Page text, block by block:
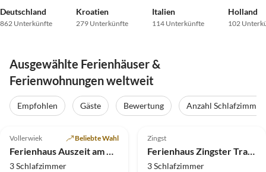
Deutschland
862 Unterkünfte
Kroatien
279 Unterkünfte
Italien
114 Unterkünfte
Holland
102
Ausgewählte Ferienhäuser &
Ferienwohnungen weltweit
Empfohlen Gäste Bewertung Anzahl Schlafzimmer
Super-Gastgeber
Top-Inserat
Vollerwiek Beliebte Wahl
Ferienhaus Auszeit am Meer
3 Schlafzimmer
Top-Inserat
Zingst
Ferienhaus Zingster Traum 2
3 Schlafzimmer